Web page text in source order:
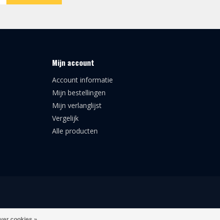
Mijn account
Account informatie
Mijn bestellingen
Mijn verlanglijst
Vergelijk
Alle producten